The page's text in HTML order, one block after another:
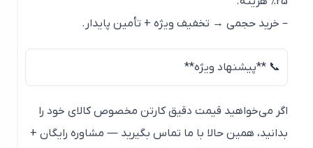
– خرید حجمی → تخفیف ویژه + تأمین پایدار.
📞 **پیشنهاد ویژه**
اگر می‌خواهید قیمت دقیق کارتن مخصوص کالای خود را
بدانید، همین حالا با ما تماس بگیرید — مشاوره رایگان +